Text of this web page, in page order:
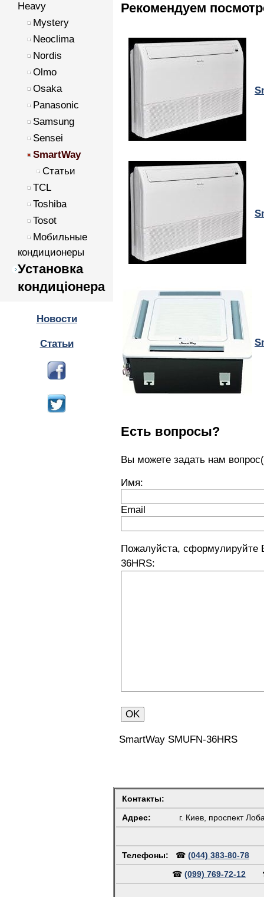
Heavy
Mystery
Neoclima
Nordis
Olmo
Osaka
Panasonic
Samsung
Sensei
SmartWay
Статьи
TCL
Toshiba
Tosot
Мобильные
кондиционеры
Установка
кондиціонера
Новости
Статьи
Рекомендуем
Есть вопросы?
Вы можете задать нам
Имя:
Email
Пожалуйста, сформулируйте
36HRS:
SmartWay SMUFN-36HRS
Контакты:
Адрес:
г. Киев, проспект
Телефоны: ☎ (044) 383-80-78
☎ (099) 769-72-12